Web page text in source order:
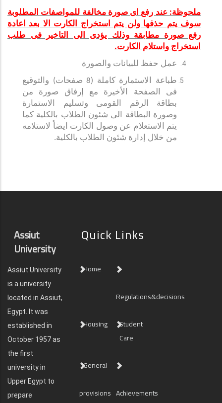
ملحوظة: عند رفع اى صورة مخالفة للمواصفات المطلوبة
سوف يتم حذفها ولن يتم استخراج الكارت الا بعد اعادة
رفع صورة مطابقة وذلك يؤدى الى التاخير فى طلب
استخراج واستلام الكارت.
عمل حفظ للبيانات والصورة
طباعة الاستمارة كاملة (8 صفحات) والتوقيع
فى الصفحة الأخيرة مع إرفاق صورة من
بطاقة الرقم القومى وتسليم الاستمارة
وصورة البطاقة الى شئون الطلاب بالكلية كما
يتم الاستعلام عن وصول الكارت ايضاً لاستلامه
من خلال إدارة شئون الطلاب بالكلية.
Assiut
University
Assiut University
is a university
located in Assiut,
Egypt. It was
established in
October 1957 as
the first
university in
Upper Egypt to
prepare
Quick Links
Home
Regulations&decisions
Housing
Student
Care
General
provisions Achievements